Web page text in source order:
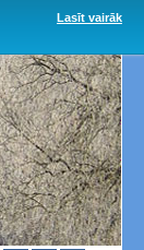
Lasīt vairāk